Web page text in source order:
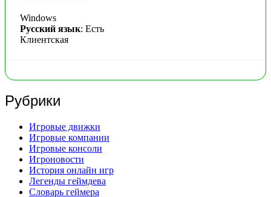
Windows
Русский язык: Есть
Клиентская
Рубрики
Игровые движки
Игровые компании
Игровые консоли
Игроновости
История онлайн игр
Легенды геймдева
Словарь геймера